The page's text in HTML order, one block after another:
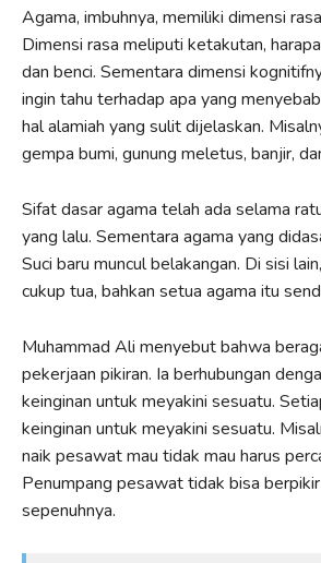
Agama, imbuhnya, memiliki dimensi
Dimensi rasa meliputi ketakutan,
dan benci. Sementara dimensi
ingin tahu terhadap apa yang
hal alamiah yang sulit dijelaskan.
gempa bumi, gunung meletus, banjir,
Sifat dasar agama telah ada selama
yang lalu. Sementara agama yang
Suci baru muncul belakangan. Di sisi
cukup tua, bahkan setua agama itu
Muhammad Ali menyebut bahwa
pekerjaan pikiran. Ia berhubungan
keinginan untuk meyakini sesuatu.
keinginan untuk meyakini sesuatu.
naik pesawat mau tidak mau harus
Penumpang pesawat tidak bisa
sepenuhnya.